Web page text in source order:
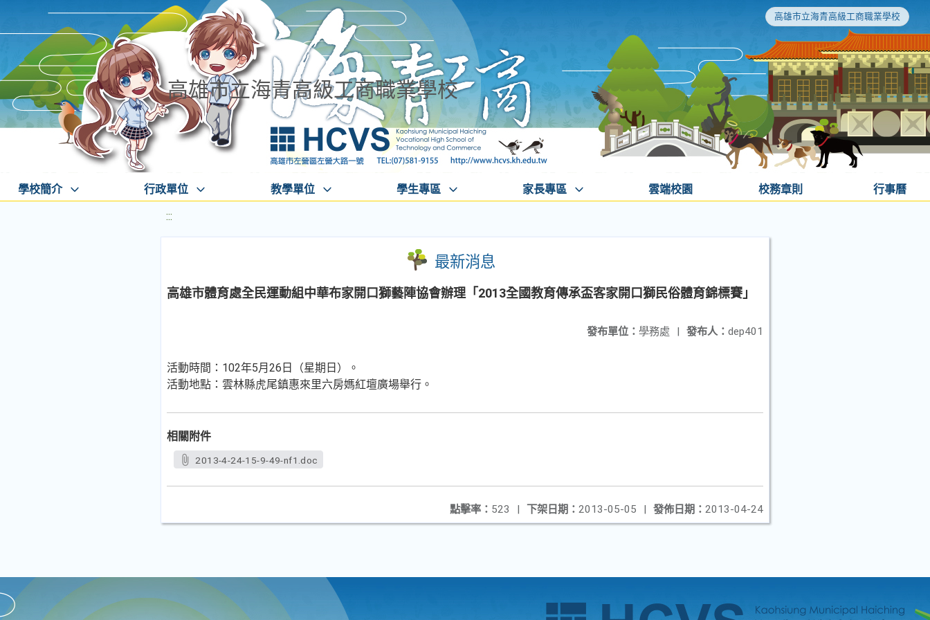
高雄市立海青高級工商職業學校
高雄市立海青高級工商職業學校
學校簡介 行政單位 教學單位 學生專區 家長專區 雲端校園 校務章則 行事曆
:::
最新消息
高雄市體育處全民運動組中華布家開口獅藝陣協會辦理「2013全國教育傳承盃客家開口獅民俗體育錦標賽」
發布人： dep401
發布單位： 學務處 |
活動時間：102年5月26日（星期日）。
活動地點：雲林縣虎尾鎮惠來里六房媽紅壇廣場舉行。
相關附件
2013-4-24-15-9-49-nf1.doc
發佈日期： 2013-04-24
下架日期： 2013-05-05 |
點擊率： 523 |